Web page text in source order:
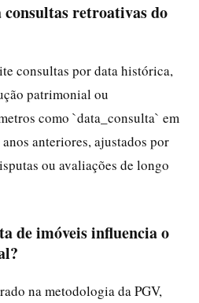
retroativas do
consultas por data histórica,
patrimonial ou
como `data_consulta` em
anteriores, ajustados por
ou avaliações de longo
de imóveis influencia o
na metodologia da PGV,